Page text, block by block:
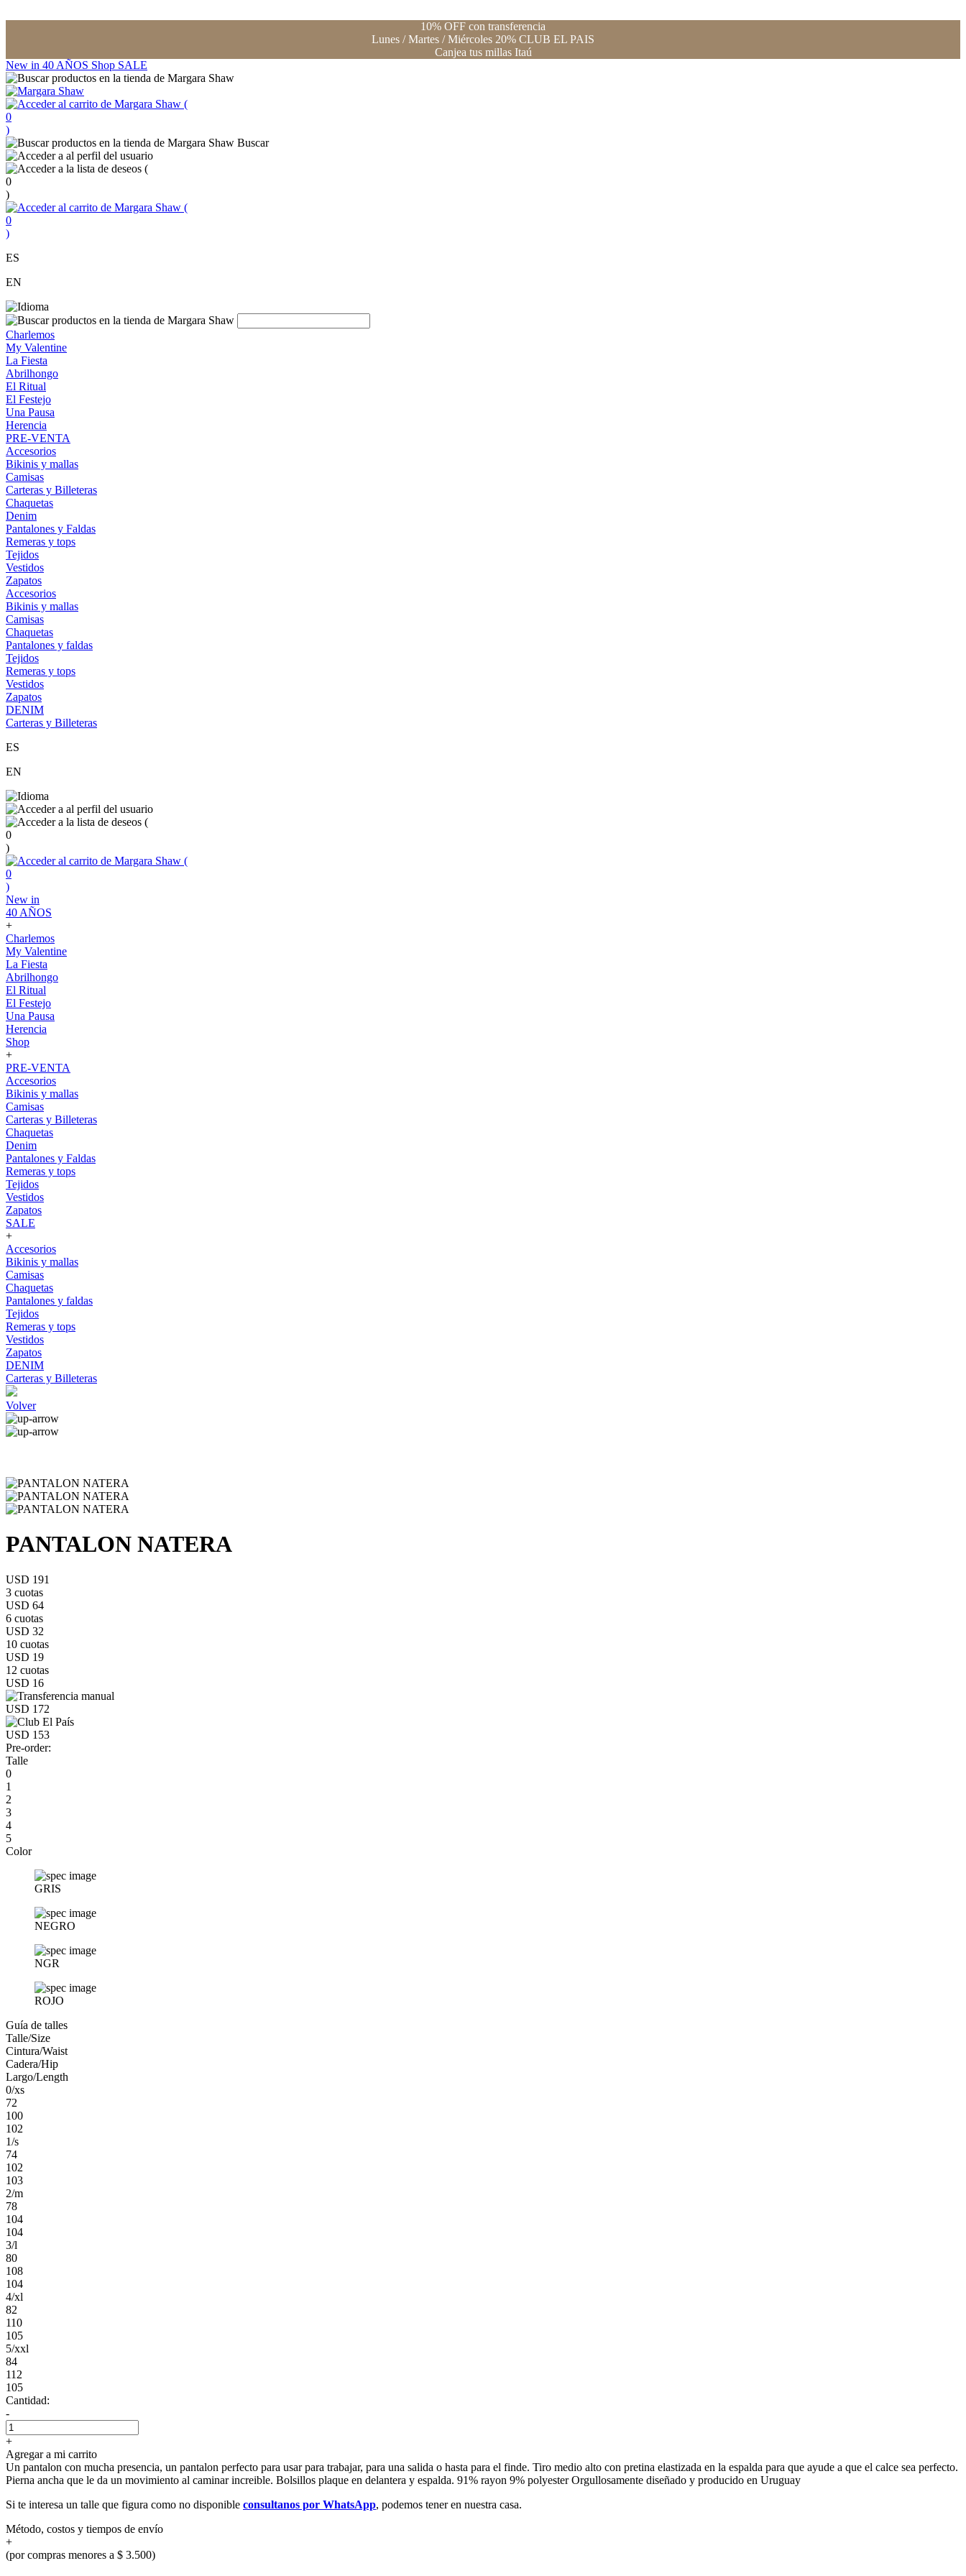
10% OFF con transferencia
Lunes / Martes / Miércoles 20% CLUB EL PAIS
Canjea tus millas Itaú
New in 40 AÑOS Shop SALE
(
0
)
Buscar
(
0
)
(
0
)
ES
EN
Charlemos
My Valentine
La Fiesta
Abrilhongo
El Ritual
El Festejo
Una Pausa
Herencia
PRE-VENTA
Accesorios
Bikinis y mallas
Camisas
Carteras y Billeteras
Chaquetas
Denim
Pantalones y Faldas
Remeras y tops
Tejidos
Vestidos
Zapatos
Accesorios
Bikinis y mallas
Camisas
Chaquetas
Pantalones y faldas
Tejidos
Remeras y tops
Vestidos
Zapatos
DENIM
Carteras y Billeteras
ES
EN
(
0
)
(
0
)
New in
40 AÑOS
+
Charlemos
My Valentine
La Fiesta
Abrilhongo
El Ritual
El Festejo
Una Pausa
Herencia
Shop
+
PRE-VENTA
Accesorios
Bikinis y mallas
Camisas
Carteras y Billeteras
Chaquetas
Denim
Pantalones y Faldas
Remeras y tops
Tejidos
Vestidos
Zapatos
SALE
+
Accesorios
Bikinis y mallas
Camisas
Chaquetas
Pantalones y faldas
Tejidos
Remeras y tops
Vestidos
Zapatos
DENIM
Carteras y Billeteras
Volver
PANTALON NATERA
USD 191
3 cuotas
USD 64
6 cuotas
USD 32
10 cuotas
USD 19
12 cuotas
USD 16
USD 172
USD 153
Pre-order:
Talle
0
1
2
3
4
5
Color
GRIS
NEGRO
NGR
ROJO
Guía de talles
Talle/Size
Cintura/Waist
Cadera/Hip
Largo/Length
0/xs
72
100
102
1/s
74
102
103
2/m
78
104
104
3/l
80
108
104
4/xl
82
110
105
5/xxl
84
112
105
Cantidad:
-
+
Agregar a mi carrito
Un pantalon con mucha presencia, un pantalon perfecto para usar para trabajar, para una salida o hasta para el finde. Tiro medio alto con pretina elastizada en la espalda para que ayude a que el calce sea perfecto.
Pierna ancha que le da un movimiento al caminar increible. Bolsillos plaque en delantera y espalda. 91% rayon 9% polyester Orgullosamente diseñado y producido en Uruguay
Si te interesa un talle que figura como no disponible consultanos por WhatsApp, podemos tener en nuestra casa.
Método, costos y tiempos de envío
+
(por compras menores a $ 3.500)